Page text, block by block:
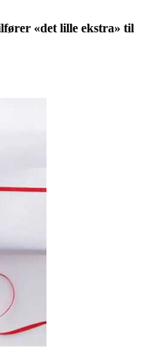
«det lille ekstra» til